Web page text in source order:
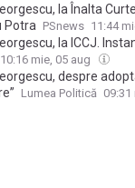
la Înalta
Potra PSnews 11:44
la ICCJ.
împotriva ordinii
10:16 mie, 05 aug
despre
Lumea Politică 09:31